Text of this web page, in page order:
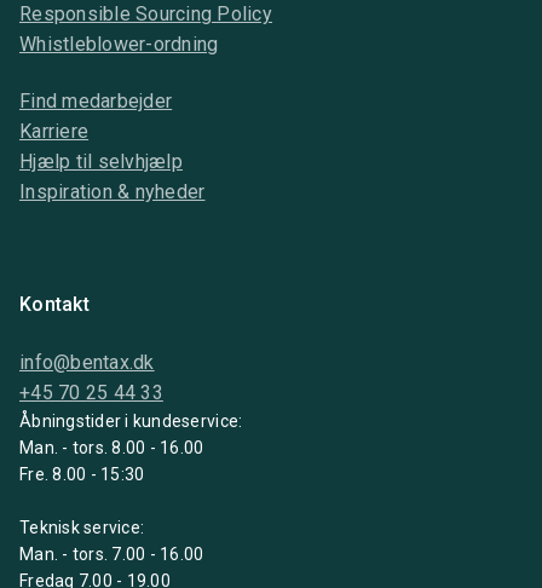
Responsible Sourcing Policy
Whistleblower-ordning
Find medarbejder
Karriere
Hjælp til selvhjælp
Inspiration & nyheder
Kontakt
info@bentax.dk
+45 70 25 44 33
Åbningstider i kundeservice:
Man. - tors. 8.00 - 16.00
Fre. 8.00 - 15:30
Teknisk service:
Man. - tors. 7.00 - 16.00
Fredag 7.00 - 19.00